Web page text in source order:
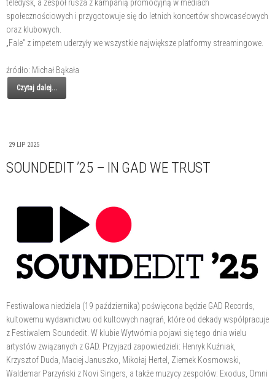
teledysk, a zespół rusza z kampanią promocyjną w mediach
społecznościowych i przygotowuje się do letnich koncertów showcase’owych
oraz klubowych.
„Fale” z impetem uderzyły we wszystkie największe platformy streamingowe.
źródło: Michał Bąkała
Czytaj dalej...
29 LIP 2025
SOUNDEDIT ’25 – IN GAD WE TRUST
Festiwalowa niedziela (19 października) poświęcona będzie GAD Records,
kultowemu wydawnictwu od kultowych nagrań, które od dekady współpracuje
z Festiwalem Soundedit. W klubie Wytwórnia pojawi się tego dnia wielu
artystów związanych z GAD. Przyjazd zapowiedzieli: Henryk Kuźniak,
Krzysztof Duda, Maciej Januszko, Mikołaj Hertel, Ziemek Kosmowski,
Waldemar Parzyński z Novi Singers, a także muzycy zespołów: Exodus, Omni